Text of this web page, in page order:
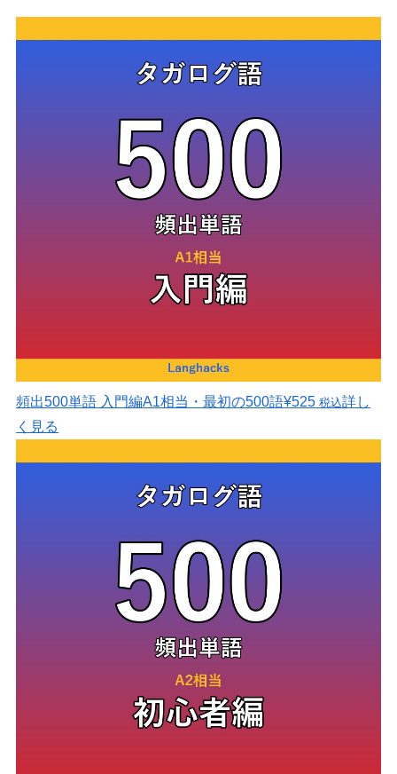
頻出500単語 入門編A1相当・最初の500語¥525 税込詳し
く見る